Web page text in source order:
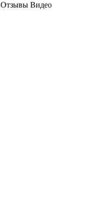
Отзывы Видео